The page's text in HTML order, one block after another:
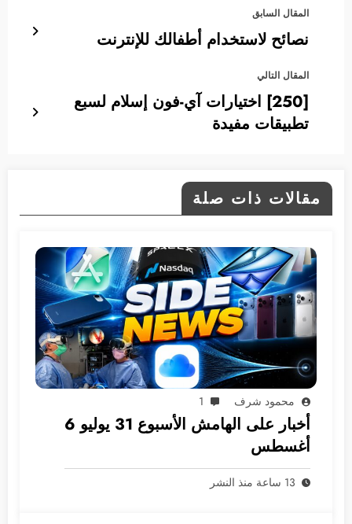
المقال السابق
نصائح لاستخدام أطفالك للإنترنت
المقال التالي
[250] اختيارات آي-فون إسلام لسبع
تطبيقات مفيدة
مقالات ذات صلة
محمود شرف 1
أخبار على الهامش الأسبوع 31 يوليو 6
أغسطس
13 ساعة منذ النشر